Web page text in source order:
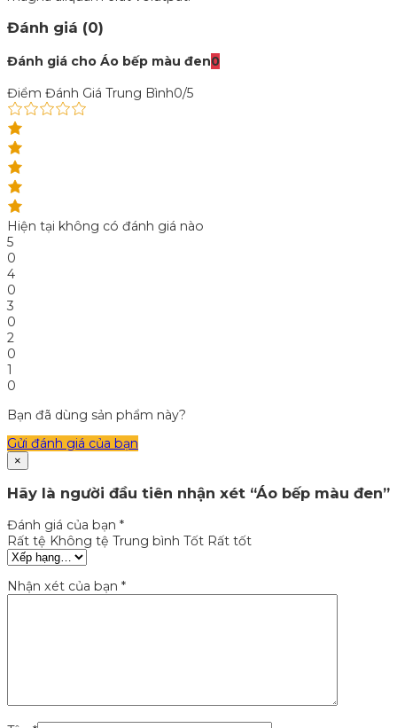
Đánh giá (0)
Đánh giá cho Áo bếp màu đen0
Điểm Đánh Giá Trung Bình0/5
Hiện tại không có đánh giá nào
5
0
4
0
3
0
2
0
1
0
Bạn đã dùng sản phẩm này?
Gửi đánh giá của bạn
×
Hãy là người đầu tiên nhận xét “Áo bếp màu đen”
Đánh giá của bạn *
Rất tệ Không tệ Trung bình Tốt Rất tốt
Nhận xét của bạn *